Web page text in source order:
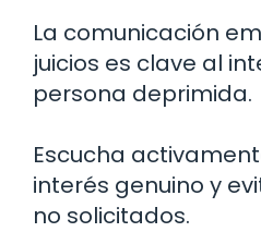
La comunicación
juicios es clave al
persona deprimida.
Escucha
interés genuino y
no solicitados.